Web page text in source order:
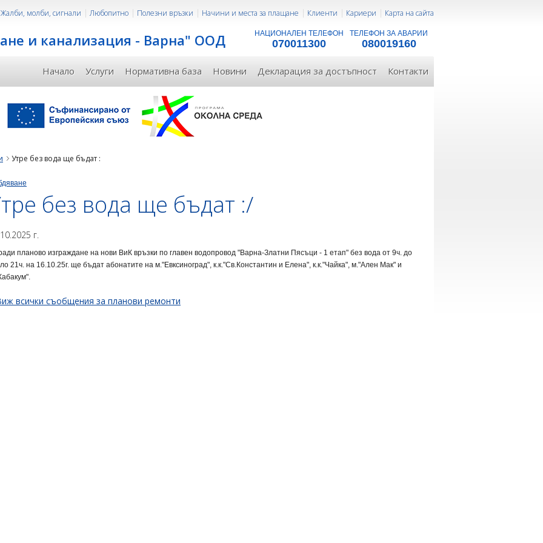
и канализация - Варна" ООД НАЦИОНАЛЕН ТЕЛЕФОН
070011300
ТЕЛЕФОН ЗА АВАРИИ
080019160
Жалби, молби, сигнали Любопитно Полезни връзки Начини и места за плащане Клиенти Кариери Карта на сайта
Начало Услуги Нормативна база Новини Декларация за достъпност Контакти
Утре без вода ще бъдат :
без вода ще бъдат :/
г.
планово изграждане на нови ВиК връзки по главен водопровод "Варна-Златни Пясъци - 1 етап" без вода от 9ч. до
21ч. на 16.10.25г. ще бъдат абонатите на м."Евксиноград", к.к."Св.Константин и Елена", к.к."Чайка", м."Ален Мак" и
всички съобщения за планови ремонти